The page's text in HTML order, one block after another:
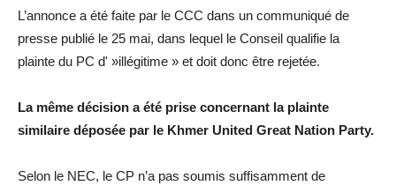
L’annonce a été faite par le CCC dans un communiqué de
presse publié le 25 mai, dans lequel le Conseil qualifie la
plainte du PC d' »illégitime » et doit donc être rejetée.
La même décision a été prise concernant la plainte
similaire déposée par le Khmer United Great Nation Party.
Selon le NEC, le CP n’a pas soumis suffisamment de